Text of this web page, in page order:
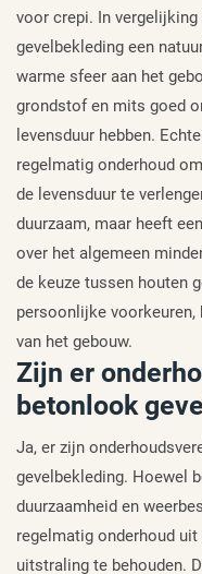
voor crepi. In
gevelbekleding een
warme sfeer aan het
grondstof en mits goed
levensduur hebben.
regelmatig onderhoud
de levensduur te
duurzaam, maar heeft
over het algemeen
de keuze tussen houten
persoonlijke
van het gebouw.
Zijn er
betonlook
Ja, er zijn
gevelbekleding. Hoewel
duurzaamheid en
regelmatig onderhoud
uitstraling te behouden.